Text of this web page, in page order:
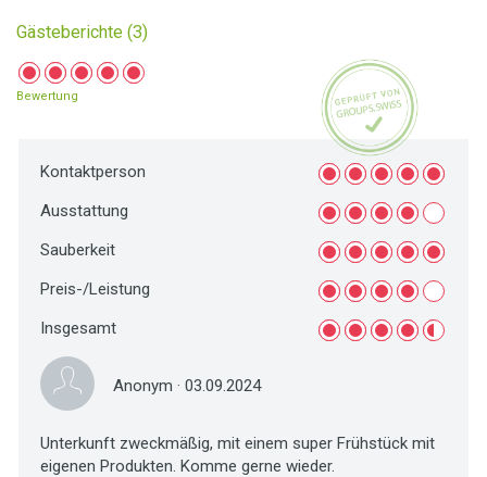
Gästeberichte (3)
Bewertung
Kontaktperson
Ausstattung
Sauberkeit
Preis-/Leistung
Insgesamt
Anonym · 03.09.2024
Unterkunft zweckmäßig, mit einem super Frühstück mit
eigenen Produkten. Komme gerne wieder.